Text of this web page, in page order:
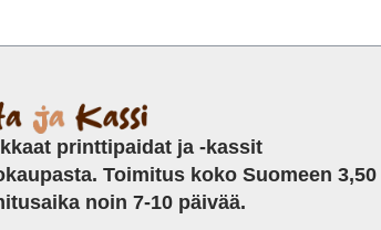
printtipaidat ja -kassit
Toimitus koko Suomeen 3,50
noin 7-10 päivää.